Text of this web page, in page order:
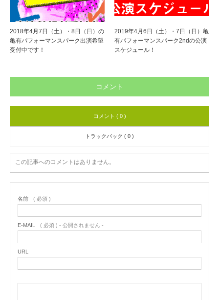
2018年4月7日（土）・8日（日）の
亀有パフォーマンスパーク出演希望
受付中です！
2019年4月6日（土）・7日（日）亀
有パフォーマンスパーク2ndの公演
スケジュール！
コメント
コメント ( 0 )
トラックバック ( 0 )
この記事へのコメントはありません。
名前 ( 必須 )
E-MAIL ( 必須 ) - 公開されません -
URL